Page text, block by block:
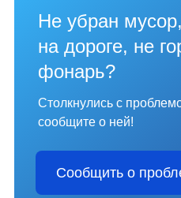
Не убран
на дороге, не
фонарь?
Столкнулись с
сообщите о ней!
Сообщить о